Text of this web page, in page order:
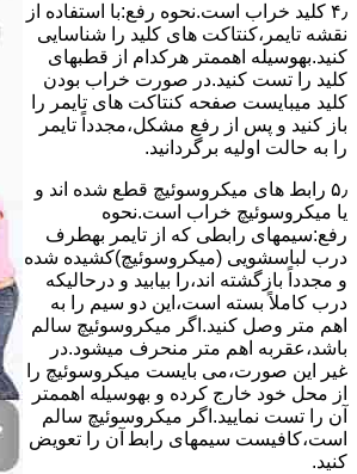
۴٫ ﮐﻠﯿﺪ ﺧﺮاب اﺳﺖ.نحوه رفع:ﺑﺎ اﺳﺘﻔﺎده از
ﻧﻘﺸﻪ ﺗﺎﯾﻤﺮ،ﮐﻨﺘﺎﮐﺖ ﻫﺎی ﮐﻠﯿﺪ را ﺷﻨﺎﺳﺎﯾﯽ
کنید.بهوسیله اهممتر هرکدام از قطبهای
ﮐﻠﯿﺪ را ﺗﺴﺖ ﮐﻨﯿﺪ.در ﺻﻮرت ﺧﺮاب ﺑﻮدن
ﮐﻠﯿﺪ میبایست ﺻﻔﺤﻪ ﮐﻨﺘﺎﮐﺖ ﻫﺎی ﺗﺎﯾﻤﺮ را
باز کنید و ﭘﺲ از رﻓﻊ مشکل،مجدداً ﺗﺎﯾﻤﺮ
را به حالت اوﻟﯿﻪ برگردانید.
۵٫ رابط های ﻣﯿﮑﺮوﺳﻮﺋﯿﭻ ﻗﻄﻊ شده اند و
ﯾﺎ ﻣﯿﮑﺮوﺳﻮﺋﯿﭻ ﺧﺮاب اﺳﺖ.نحوه
رفع:سیمهای راﺑﻄﯽ ﮐﻪ از ﺗﺎﯾﻤﺮ بهطرف
درب لباسشویی (ﻣﯿﮑﺮوﺳﻮﺋﯿﭻ)کشیده شده
و مجدداً بازگشته اند،را ﺑﯿﺎﺑﯿﺪ و درحالیکه
درب کاملاً ﺑﺴﺘﻪ اﺳﺖ،اﯾﻦ دو ﺳﯿﻢ را ﺑﻪ
اﻫﻢ ﻣﺘﺮ وصل کنید.اﮔﺮ ﻣﯿﮑﺮوﺳﻮﺋﯿﭻ ﺳﺎﻟﻢ
ﺑﺎﺷﺪ،ﻋﻘﺮﺑﻪ اهم متر ﻣﻨﺤﺮف میشود.در
ﻏﯿﺮ اﯾﻦ ﺻﻮرت،می بایست ﻣﯿﮑﺮوﺳﻮﺋﯿﭻ را
از ﻣﺤﻞ خود ﺧﺎرج کرده و بهوسیله اهممتر
آن را ﺗﺴﺖ ﻧﻤﺎﯾﯿﺪ.اﮔﺮ ﻣﯿﮑﺮوﺳﻮﺋﯿﭻ ﺳﺎﻟﻢ
اﺳﺖ،ﮐﺎﻓﯿﺴﺖ سیمهای راﺑﻄ آن را ﺗﻌﻮﯾﺾ
کنید.